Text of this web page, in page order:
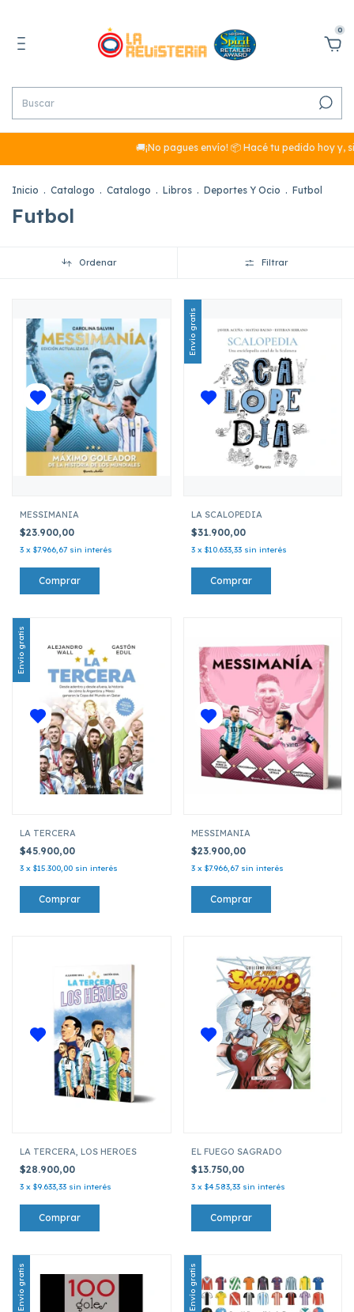
0
🚚¡No pagues envío! 📦 Hacé tu pedido hoy y, si
Inicio . Catalogo . Catalogo . Libros . Deportes Y Ocio . Futbol
Futbol
Ordenar Filtrar
MESSIMANIA
$23.900,00
3 x $7.966,67 sin interés
Envío gratis
LA SCALOPEDIA
$31.900,00
3 x $10.633,33 sin interés
Envío gratis
LA TERCERA
$45.900,00
3 x $15.300,00 sin interés
MESSIMANIA
$23.900,00
3 x $7.966,67 sin interés
LA TERCERA, LOS HEROES
$28.900,00
3 x $9.633,33 sin interés
EL FUEGO SAGRADO
$13.750,00
3 x $4.583,33 sin interés
Envío gratis Envío gratis